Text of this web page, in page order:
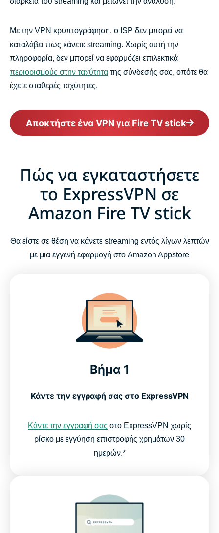
Με την VPN κρυπτογράφηση, ο ISP δεν μπορεί να
καταλάβει πως κάνετε streaming. Χωρίς αυτή την
πληροφορία, δεν μπορεί να εφαρμόζει επιλεκτικά
περιορισμούς στην ταχύτητα της σύνδεσής σας, οπότε θα
έχετε σταθερές ταχύτητες.
Αποκτήστε ένα VPN για Fire TV stick
Πώς να εγκαταστήσετε
το ExpressVPN σε
Amazon Fire TV stick
Θα είστε σε θέση να κάνετε streaming εντός λίγων λεπτών
με μια εγγενή εφαρμογή στο Amazon Appstore
Βήμα 1
Κάντε την εγγραφή σας στο ExpressVPN
Κάντε την εγγραφή σας στο ExpressVPN χωρίς
ρίσκο με εγγύηση επιστροφής χρημάτων 30
ημερών.*